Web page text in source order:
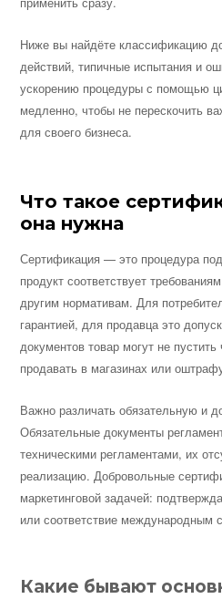
Ниже вы найдёте классификацию
действий, типичные испытания и
ускорению процедуры с помощью
медленно, чтобы не перескочить
для своего бизнеса.
Что такое
она нужна
Сертификация — это процедура
продукт соответствует
другим нормативам. Для
гарантией, для продавца это
документов товар могут не
продавать в магазинах или
Важно различать обязательную и
Обязательные документы
техническими регламентами, их
реализацию. Добровольные
маркетинговой задачей:
или соответствие международным
Какие бывают